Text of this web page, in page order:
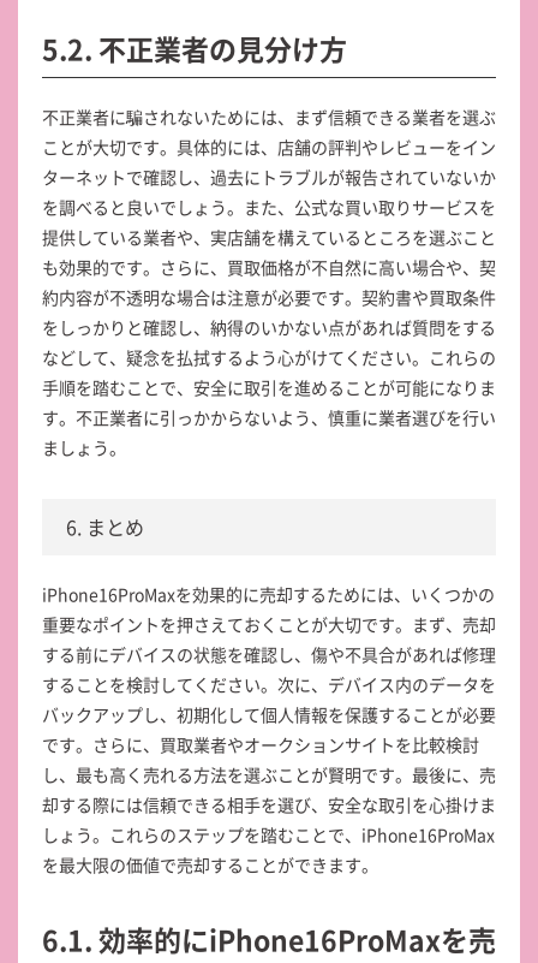
5.2. 不正業者の見分け方
不正業者に騙されないためには、まず信頼できる業者を選ぶ
ことが大切です。具体的には、店舗の評判やレビューをイン
ターネットで確認し、過去にトラブルが報告されていないか
を調べると良いでしょう。また、公式な買い取りサービスを
提供している業者や、実店舗を構えているところを選ぶこと
も効果的です。さらに、買取価格が不自然に高い場合や、契
約内容が不透明な場合は注意が必要です。契約書や買取条件
をしっかりと確認し、納得のいかない点があれば質問をする
などして、疑念を払拭するよう心がけてください。これらの
手順を踏むことで、安全に取引を進めることが可能になりま
す。不正業者に引っかからないよう、慎重に業者選びを行い
ましょう。
6. まとめ
iPhone16ProMaxを効果的に売却するためには、いくつかの
重要なポイントを押さえておくことが大切です。まず、売却
する前にデバイスの状態を確認し、傷や不具合があれば修理
することを検討してください。次に、デバイス内のデータを
バックアップし、初期化して個人情報を保護することが必要
です。さらに、買取業者やオークションサイトを比較検討
し、最も高く売れる方法を選ぶことが賢明です。最後に、売
却する際には信頼できる相手を選び、安全な取引を心掛けま
しょう。これらのステップを踏むことで、iPhone16ProMax
を最大限の価値で売却することができます。
6.1. 効率的にiPhone16ProMaxを売